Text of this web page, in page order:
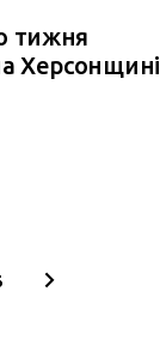
тижня
Херсонщині